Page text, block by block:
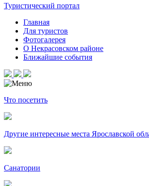
Туристический портал
Главная
Для туристов
Фотогалерея
О Некрасовском районе
Ближайшие события
Что посетить
Другие интересные места Ярославской
Санатории